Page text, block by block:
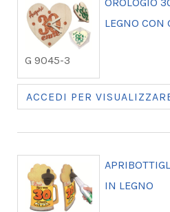
G 9045-3
LEGNO CON
ACCEDI PER
IN LEGNO